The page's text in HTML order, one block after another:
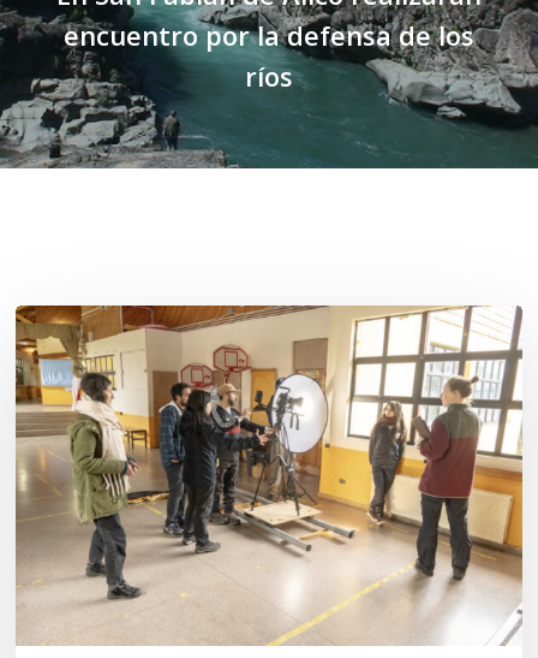
encuentro por la defensa de los
ríos
Toda
el
agua
del
mar:
largometraje
de
ficción
se